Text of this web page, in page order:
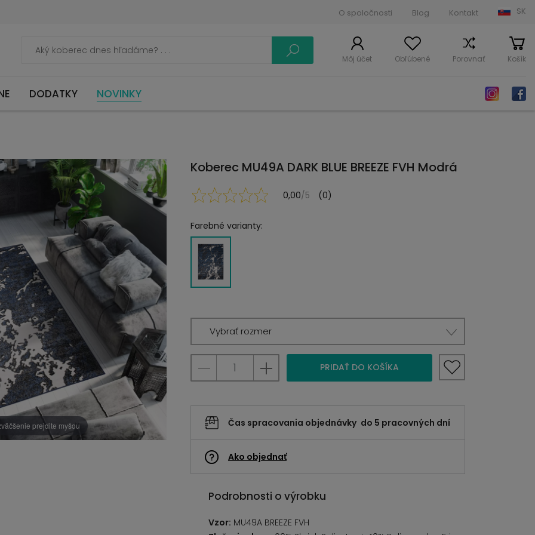
O spoločnosti Blog Kontakt SK
Môj účet Obľúbené Porovnať Košík
DODATKY NOVINKY
prejdite myšou
Koberec MU49A DARK BLUE BREEZE FVH Modrá
0,00/5 (0)
Farebné varianty:
Vybrať rozmer
PRIDAŤ DO KOŠÍKA
Čas spracovania objednávky do 5 pracovných dní
Ako objednať
Podrobnosti o výrobku
Vzor: MU49A BREEZE FVH